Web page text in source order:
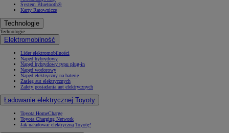
System Bluetooth®
Karty Ratownicze
Technologie
Technologie
Elektromobilność
Lider elektromobilności
Napęd hybrydowy
Napęd hybrydowy typu plug-in
Napęd wodorowy
Napęd elektryczny na baterię
Zasięg aut elektrycznych
Zalety posiadania aut elektrycznych
Ładowanie elektrycznej Toyoty
Toyota HomeCharge
Toyota Charging Network
Jak naładować elektryczną Toyotę?